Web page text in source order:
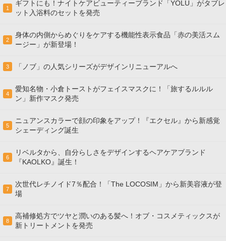
1
ギフトにも！ナイトケアビューティーブランド「YOLU」がタブレ
ット入浴料のセットを発売
2
身体の内側からめぐりをケアする機能性表示食品「赤の美活スム
ージー」が新登場！
3 「ノブ」の人気シリーズがデザインリニューアルへ
4
愛知名物・小倉トーストがフェイスマスクに！「旅するルルル
ン」新作マスク発売
5
ニュアンスカラーで顔の印象をアップ！『エクセル』から新感覚
シェーディング誕生
6
リベルタから、自分らしさをデザインするヘアケアブランド
『KAOLKO』誕生！
7
次世代レチノイド7％配合！「The LOCOSIM」から新美容液が登
場
8
高補修処方でツヤと潤いのある髪へ！オブ・コスメティックスが
新トリートメントを発売